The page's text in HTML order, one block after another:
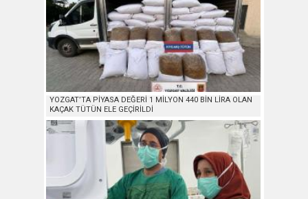
YOZGAT’TA PİYASA DEĞERİ 1 MİLYON 440 BİN LİRA OLAN
KAÇAK TÜTÜN ELE GEÇİRİLDİ